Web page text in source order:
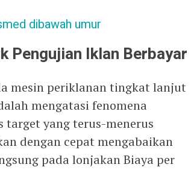
dibawah umur
Pengujian Iklan Berbayar
mesin periklanan tingkat lanjut
mengatasi fenomena
yang terus-menerus
dengan cepat mengabaikan
pada lonjakan Biaya per